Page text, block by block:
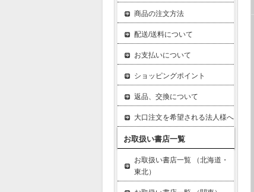
商品の注文方法
配送/送料について
お支払いについて
ショッピングポイント
返品、交換について
大口注文を希望される法人様へ
お取扱い書店一覧
お取扱い書店一覧 （北海道・
東北）